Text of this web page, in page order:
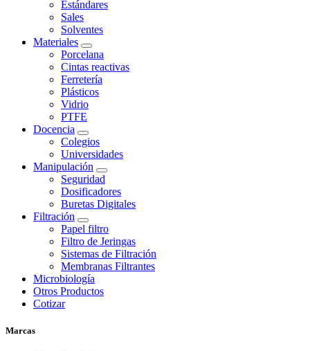
Estándares
Sales
Solventes
Materiales
Porcelana
Cintas reactivas
Ferretería
Plásticos
Vidrio
PTFE
Docencia
Colegios
Universidades
Manipulación
Seguridad
Dosificadores
Buretas Digitales
Filtración
Papel filtro
Filtro de Jeringas
Sistemas de Filtración
Membranas Filtrantes
Microbiología
Otros Productos
Cotizar
Marcas